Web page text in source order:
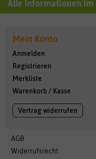
Alle Informationen
Mein Konto
Anmelden
Registrieren
Merkliste
Warenkorb / Kasse
Vertrag widerrufen
AGB
Widerrufsrecht